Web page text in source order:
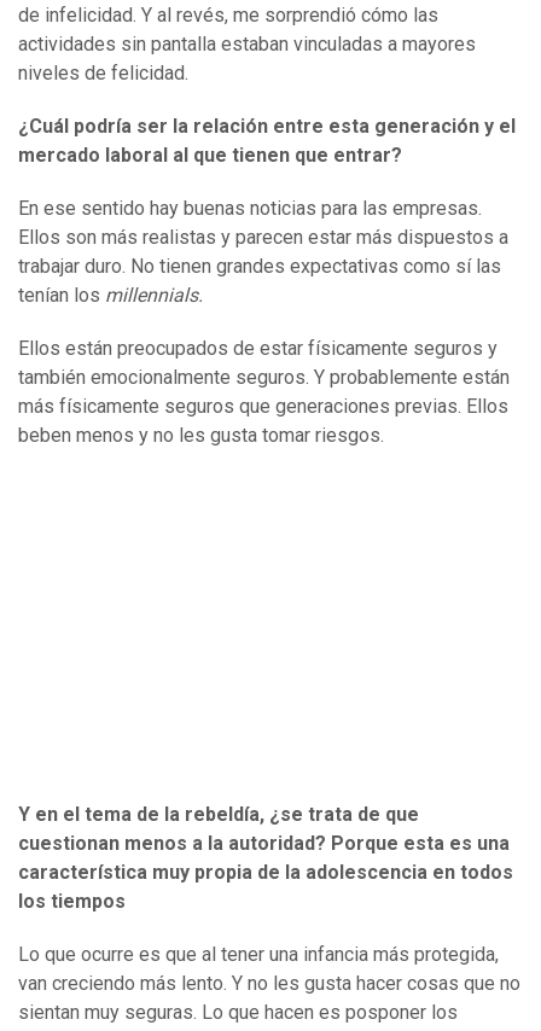
de infelicidad. Y al revés, me sorprendió cómo las
actividades sin pantalla estaban vinculadas a mayores
niveles de felicidad.
¿Cuál podría ser la relación entre esta generación y el
mercado laboral al que tienen que entrar?
En ese sentido hay buenas noticias para las empresas.
Ellos son más realistas y parecen estar más dispuestos a
trabajar duro. No tienen grandes expectativas como sí las
tenían los millennials.
Ellos están preocupados de estar físicamente seguros y
también emocionalmente seguros. Y probablemente están
más físicamente seguros que generaciones previas. Ellos
beben menos y no les gusta tomar riesgos.
Y en el tema de la rebeldía, ¿se trata de que
cuestionan menos a la autoridad? Porque esta es una
característica muy propia de la adolescencia en todos
los tiempos
Lo que ocurre es que al tener una infancia más protegida,
van creciendo más lento. Y no les gusta hacer cosas que no
sientan muy seguras. Lo que hacen es posponer los